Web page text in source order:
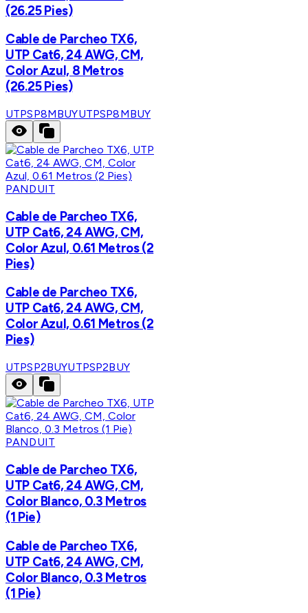
(26.25 Pies)
Cable de Parcheo TX6,
UTP Cat6, 24 AWG, CM,
Color Azul, 8 Metros
(26.25 Pies)
UTPSP8MBUYUTPSP8MBUY
PANDUIT
Cable de Parcheo TX6,
UTP Cat6, 24 AWG, CM,
Color Azul, 0.61 Metros (2
Pies)
Cable de Parcheo TX6,
UTP Cat6, 24 AWG, CM,
Color Azul, 0.61 Metros (2
Pies)
UTPSP2BUYUTPSP2BUY
PANDUIT
Cable de Parcheo TX6,
UTP Cat6, 24 AWG, CM,
Color Blanco, 0.3 Metros
(1 Pie)
Cable de Parcheo TX6,
UTP Cat6, 24 AWG, CM,
Color Blanco, 0.3 Metros
(1 Pie)